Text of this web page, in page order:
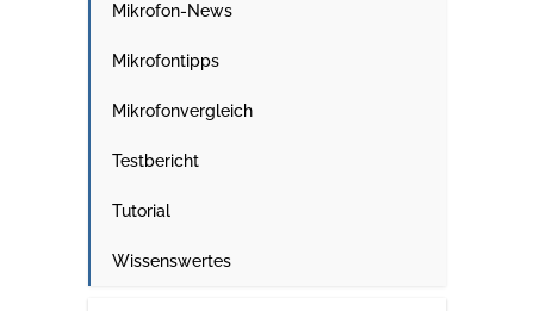
Mikrofon-News
Mikrofontipps
Mikrofonvergleich
Testbericht
Tutorial
Wissenswertes